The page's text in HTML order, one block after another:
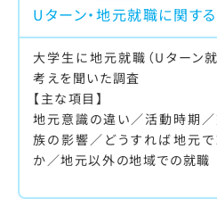
Uターン・地元就職に関す
大学生に地元就職（Uターン
考えを聞いた調査
【主な項目】
地元意識の違い／活動時期
族の影響／どうすれば地元で
か／地元以外の地域での就職